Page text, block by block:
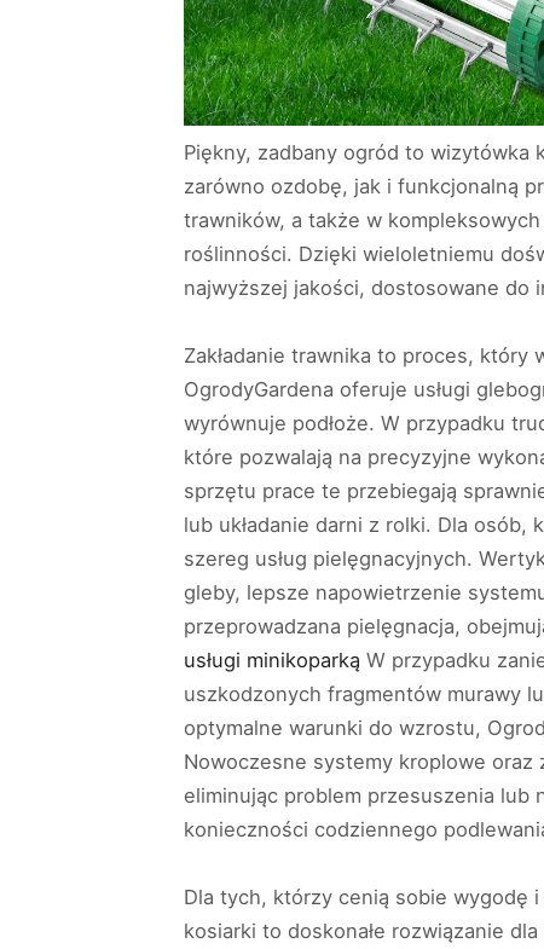
Piękny, zadbany ogród to
zarówno ozdobę, jak i funkcjonalną
trawników, a także w
roślinności. Dzięki wieloletniemu
najwyższej jakości, dostosowane do
Zakładanie trawnika to proces,
OgrodyGardena oferuje usługi
wyrównuje podłoże. W przypadku
które pozwalają na precyzyjne
sprzętu prace te przebiegają
lub układanie darni z rolki. Dla
szereg usług pielęgnacyjnych.
gleby, lepsze napowietrzenie
przeprowadzana pielęgnacja,
usługi minikoparką W przypadku
uszkodzonych fragmentów murawy
optymalne warunki do wzrostu,
Nowoczesne systemy kroplowe
eliminując problem przesuszenia lub
konieczności codziennego
Dla tych, którzy cenią sobie wygodę
kosiarki to doskonałe rozwiązanie